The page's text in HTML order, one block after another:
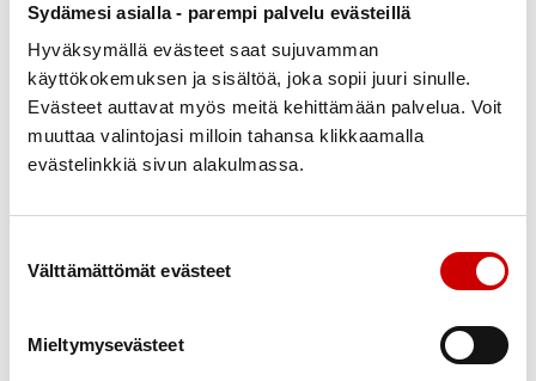
Sydämesi asialla - parempi palvelu evästeillä
Hyväksymällä evästeet saat sujuvamman
käyttökokemuksen ja sisältöä, joka sopii juuri sinulle.
Evästeet auttavat myös meitä kehittämään palvelua. Voit
muuttaa valintojasi milloin tahansa klikkaamalla
evästelinkkiä sivun alakulmassa.
Välttämättömät evästeet
Mieltymysevästeet